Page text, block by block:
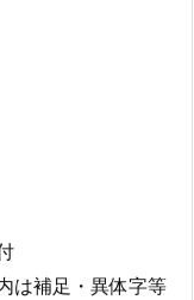
は補足・異体字等